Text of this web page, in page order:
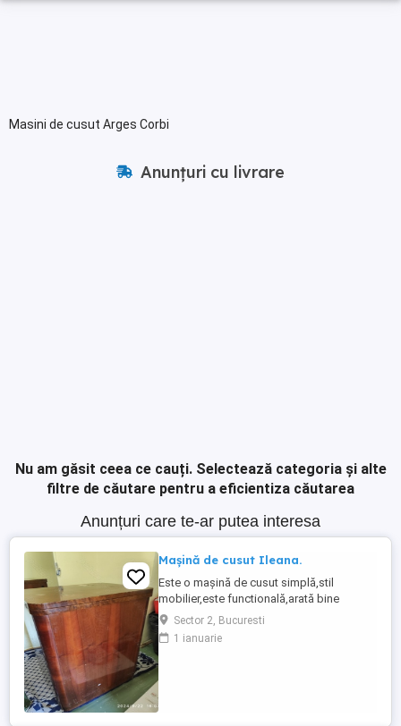
Masini de cusut Arges Corbi
Anunțuri cu livrare
Nu am găsit ceea ce cauți. Selectează categoria și alte
filtre de căutare pentru a eficientiza căutarea
Anunțuri care te-ar putea interesa
Mașină de cusut Ileana.
Este o mașină de cusut simplă,stil
mobilier,este functională,arată bine
Sector 2, Bucuresti
1 ianuarie